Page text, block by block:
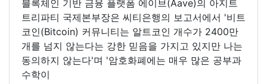
블록체인 기반 금융 플랫폼 에이브(Aave)의 아지트
트리파티 국제본부장은 씨티은행의 보고서에서 '비트
코인(Bitcoin) 커뮤니티는 알트코인 개수가 2400만
개를 넘지 않는다는 강한 믿음을 가지고 있지만 나는
동의하지 않는다'며 '암호화폐에는 매우 많은 공부과
수학이